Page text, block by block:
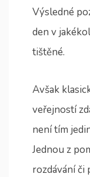
Výsledné
den v
tištěné.
Avšak
veřejností
není tím
Jednou z
rozdávání či